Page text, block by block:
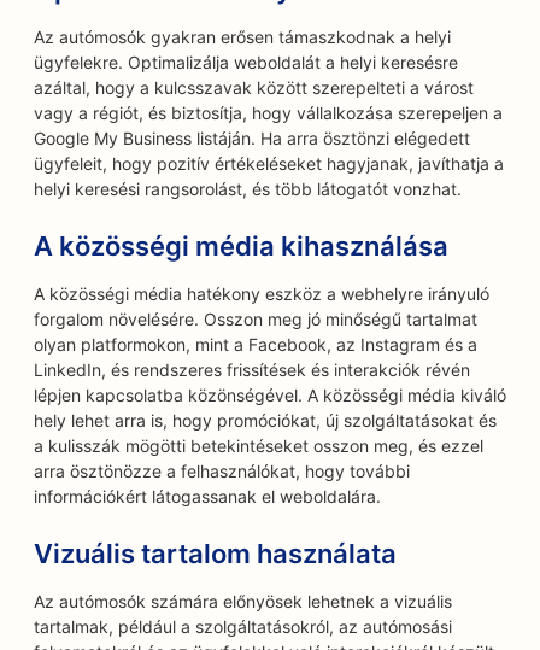
Az autómosók gyakran erősen támaszkodnak a helyi
ügyfelekre. Optimalizálja weboldalát a helyi keresésre
azáltal, hogy a kulcsszavak között szerepelteti a várost
vagy a régiót, és biztosítja, hogy vállalkozása szerepeljen a
Google My Business listáján. Ha arra ösztönzi elégedett
ügyfeleit, hogy pozitív értékeléseket hagyjanak, javíthatja a
helyi keresési rangsorolást, és több látogatót vonzhat.
A közösségi média kihasználása
A közösségi média hatékony eszköz a webhelyre irányuló
forgalom növelésére. Osszon meg jó minőségű tartalmat
olyan platformokon, mint a Facebook, az Instagram és a
LinkedIn, és rendszeres frissítések és interakciók révén
lépjen kapcsolatba közönségével. A közösségi média kiváló
hely lehet arra is, hogy promóciókat, új szolgáltatásokat és
a kulisszák mögötti betekintéseket osszon meg, és ezzel
arra ösztönözze a felhasználókat, hogy további
információkért látogassanak el weboldalára.
Vizuális tartalom használata
Az autómosók számára előnyösek lehetnek a vizuális
tartalmak, például a szolgáltatásokról, az autómosási